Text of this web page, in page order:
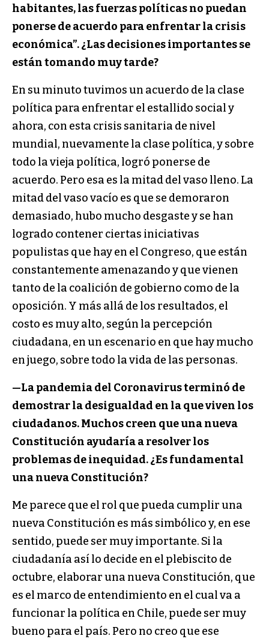
habitantes, las fuerzas políticas no puedan
ponerse de acuerdo para enfrentar la crisis
económica”. ¿Las decisiones importantes se
están tomando muy tarde?
En su minuto tuvimos un acuerdo de la clase
política para enfrentar el estallido social y
ahora, con esta crisis sanitaria de nivel
mundial, nuevamente la clase política, y sobre
todo la vieja política, logró ponerse de
acuerdo. Pero esa es la mitad del vaso lleno. La
mitad del vaso vacío es que se demoraron
demasiado, hubo mucho desgaste y se han
logrado contener ciertas iniciativas
populistas que hay en el Congreso, que están
constantemente amenazando y que vienen
tanto de la coalición de gobierno como de la
oposición. Y más allá de los resultados, el
costo es muy alto, según la percepción
ciudadana, en un escenario en que hay mucho
en juego, sobre todo la vida de las personas.
—La pandemia del Coronavirus terminó de
demostrar la desigualdad en la que viven los
ciudadanos. Muchos creen que una nueva
Constitución ayudaría a resolver los
problemas de inequidad. ¿Es fundamental
una nueva Constitución?
Me parece que el rol que pueda cumplir una
nueva Constitución es más simbólico y, en ese
sentido, puede ser muy importante. Si la
ciudadanía así lo decide en el plebiscito de
octubre, elaborar una nueva Constitución, que
es el marco de entendimiento en el cual va a
funcionar la política en Chile, puede ser muy
bueno para el país. Pero no creo que ese